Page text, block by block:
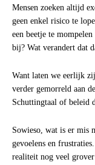
Mensen zoeken altijd
geen enkel risico te
een beetje te
bij? Wat verandert dat
Want laten we eerlijk
verder gemorreld aan
Schuttingtaal of beleid
Sowieso, wat is er mis
gevoelens en
realiteit nog veel